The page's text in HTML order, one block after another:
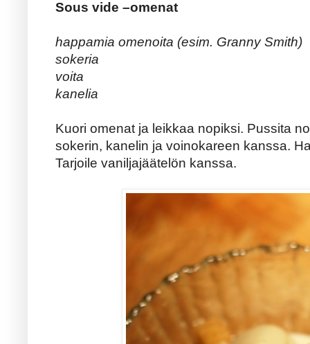
Sous vide –omenat
happamia omenoita (esim. Granny Smith)
sokeria
voita
kanelia
Kuori omenat ja leikkaa nopiksi. Pussita
sokerin, kanelin ja voinokareen kanssa.
Tarjoile vaniljajäätelön kanssa.